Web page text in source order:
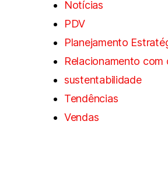
Notícias
PDV
Planejamento
Relacionamento com
sustentabilidade
Tendências
Vendas